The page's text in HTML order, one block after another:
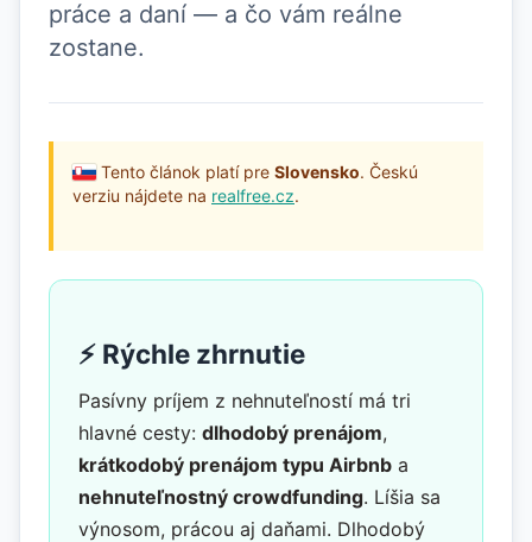
práce a daní — a čo vám reálne
zostane.
Tento článok platí pre Slovensko. Českú
verziu nájdete na realfree.cz.
⚡ Rýchle zhrnutie
Pasívny príjem z nehnuteľností má tri
hlavné cesty: dlhodobý prenájom,
krátkodobý prenájom typu Airbnb a
nehnuteľnostný crowdfunding. Líšia sa
výnosom, prácou aj daňami. Dlhodobý